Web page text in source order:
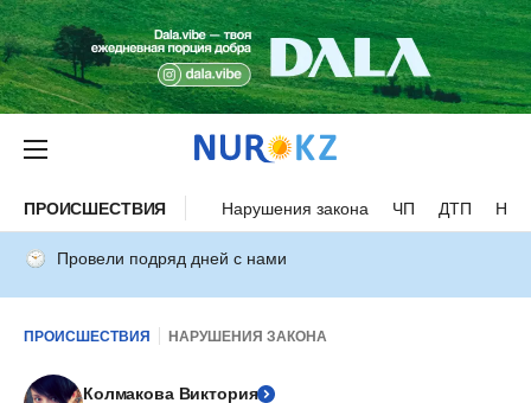
ПРОИСШЕСТВИЯ Нарушения закона ЧП ДТП
Провели подряд дней с нами
ПРОИСШЕСТВИЯ НАРУШЕНИЯ ЗАКОНА
Колмакова Виктория